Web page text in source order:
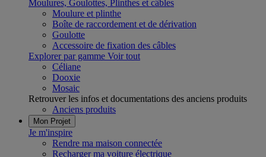
Moulures, Goulottes, Plinthes et câbles
Moulure et plinthe
Boîte de raccordement et de dérivation
Goulotte
Accessoire de fixation des câbles
Explorer par gamme Voir tout
Céliane
Dooxie
Mosaic
Retrouver les infos et documentations des anciens produits
Anciens produits
Mon Projet
Je m'inspire
Rendre ma maison connectée
Recharger ma voiture électrique